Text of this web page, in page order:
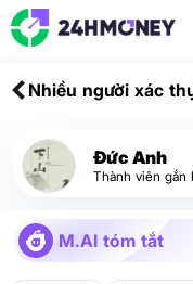
Nhiều người xác
G'
Đức Anh
Thành viên gắn
M.AI tóm tắt